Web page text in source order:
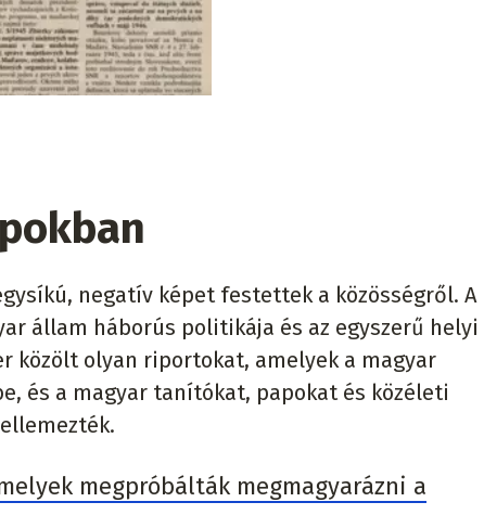
negatív képet festettek a közösségről. A
állam háborús politikája és az egyszerű helyi
közölt olyan riportokat, amelyek a magyar
és a magyar tanítókat, papokat és közéleti
megpróbálták megmagyarázni a